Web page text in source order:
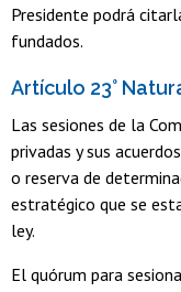
Presidente podrá
fundados.
Artículo 23°
Las sesiones de la
privadas y sus
o reserva de
estratégico que se
ley.
El quórum para